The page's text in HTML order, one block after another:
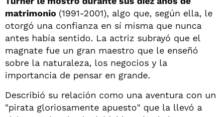
matrimonio (1991-2001), algo que, según ella, le
otorgó una confianza en sí misma que nunca
antes había sentido. La actriz subrayó que el
magnate fue un gran maestro que le enseñó
sobre la naturaleza, los negocios y la
importancia de pensar en grande.
Describió su relación como una aventura con un
"pirata gloriosamente apuesto" que la llevó a